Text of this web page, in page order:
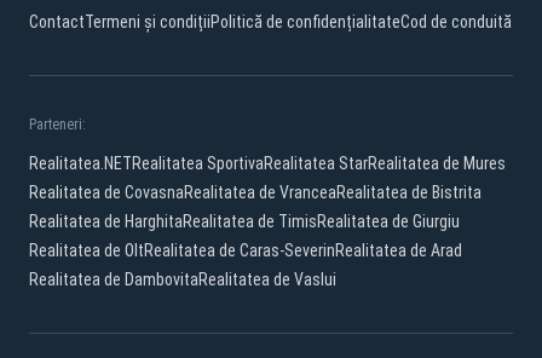
ContactTermeni și condițiiPolitică de confidențialitateCod de conduită
Parteneri:
Realitatea.NETRealitatea SportivaRealitatea StarRealitatea de Mures
Realitatea de CovasnaRealitatea de VranceaRealitatea de Bistrita
Realitatea de HarghitaRealitatea de TimisRealitatea de Giurgiu
Realitatea de OltRealitatea de Caras-SeverinRealitatea de Arad
Realitatea de DambovitaRealitatea de Vaslui